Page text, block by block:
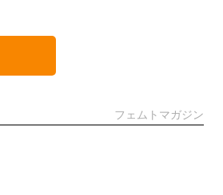
フェムトマガジン